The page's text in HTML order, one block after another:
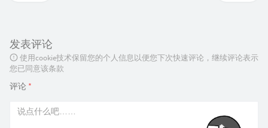
发表评论
使用cookie技术保留您的个人信息以便您下次快速评论，继续评论表示
您已同意该条款
评论 *